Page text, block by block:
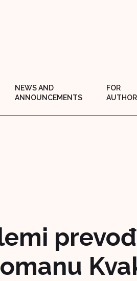
NEWS AND
ANNOUNCEMENTS
FOR